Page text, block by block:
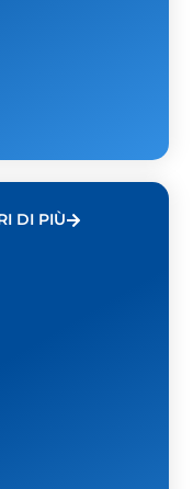
DI PIÙ